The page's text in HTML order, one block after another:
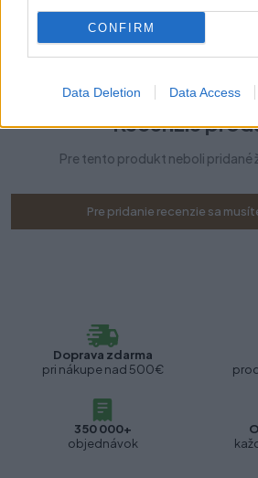
CONFIRM
Data Deletion Data Access
Rozteč: Knop
Typ úchytky:
Recenzie
Pre tento produkt neboli pridané
Pre pridanie recenzie sa
Doprava zdarma
pri nákupe nad 500€
350 000+
objednávok